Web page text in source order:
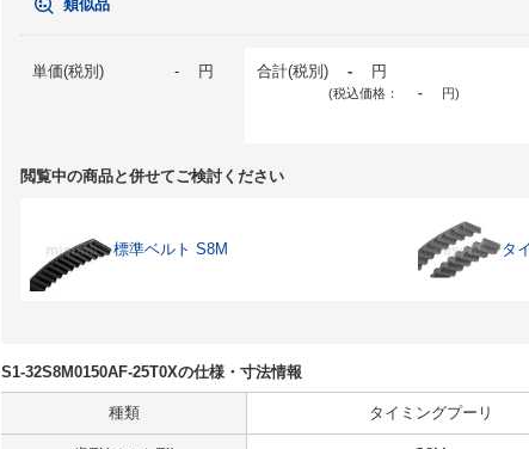
類似品
単価(税別) - 円 合計(税別) - 円
(税込価格： - 円)
閲覧中の商品と併せてご検討ください
標準ベルト S8M タ
S1-32S8M0150AF-25T0Xの仕様・寸法情報
種類 タイミングプーリ